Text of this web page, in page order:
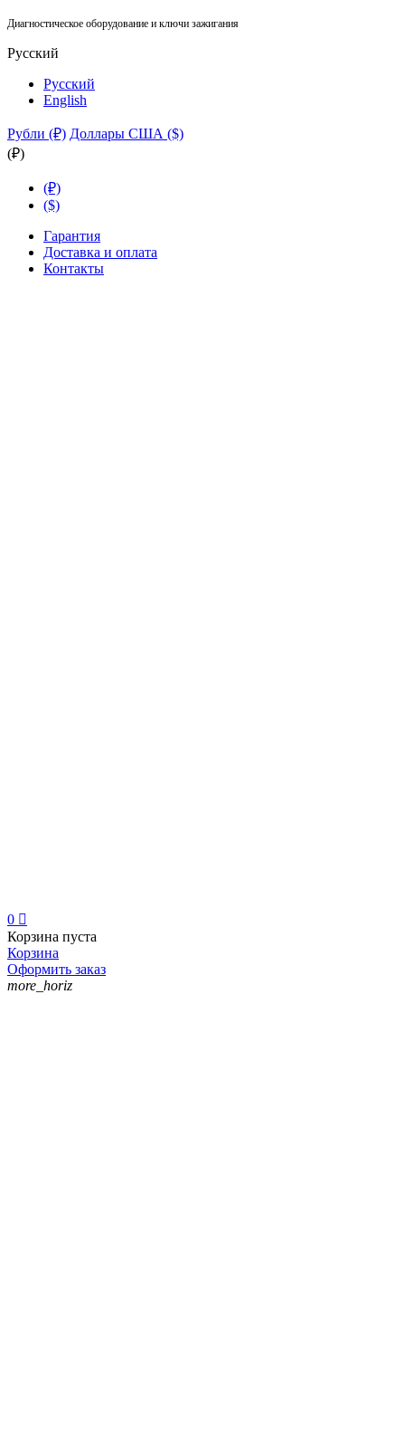
Диагностическое оборудование и ключи зажигания
Русский
Русский
English
Рубли (₽) Доллары США ($)
(₽)
(₽)
($)
Гарантия
Доставка и оплата
Контакты
0 
Корзина пуста
Корзина
Оформить заказ
more_horiz